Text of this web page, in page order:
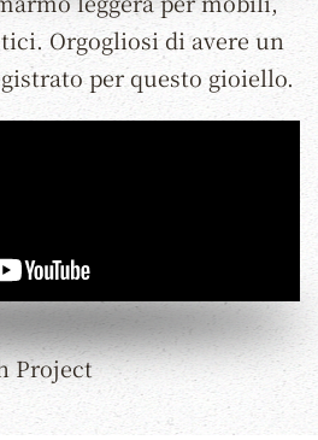
Orgogliosi di avere un
per questo gioiello.
Project